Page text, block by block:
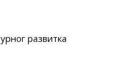
развитка